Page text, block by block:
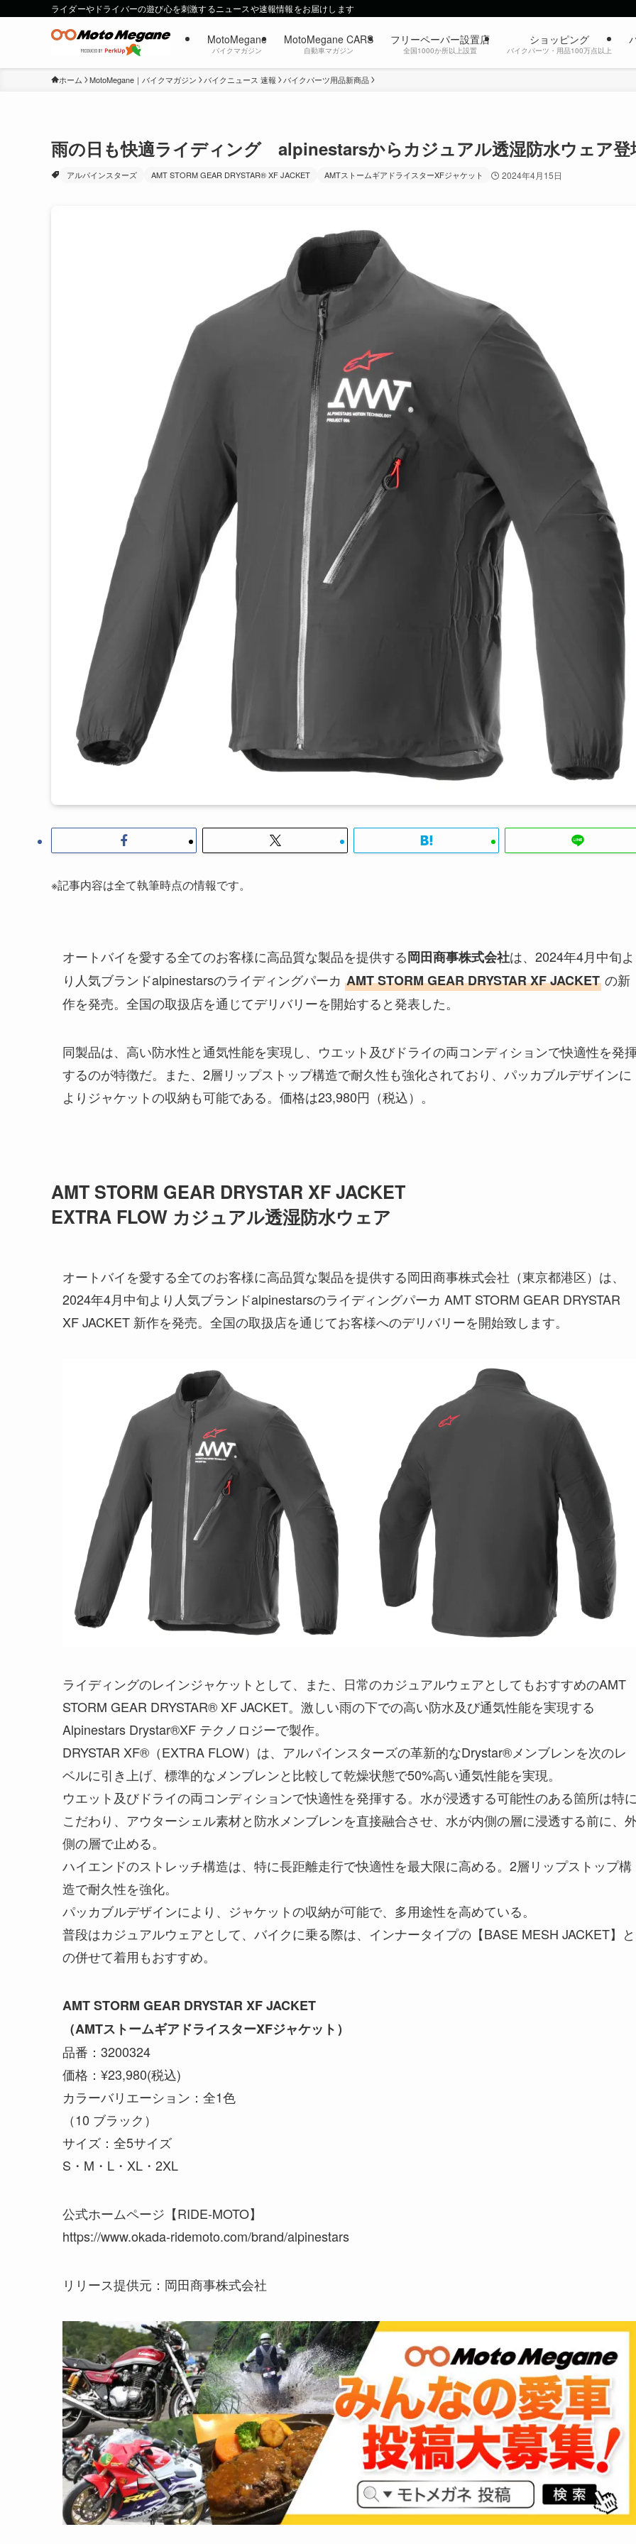
ライダーやドライバーの遊び心を刺激するニュースや速報情報をお届けします
MotoMegane
バイクマガジン
MotoMegane CARS
自動車マガジン
フリーペーパー設置店
全国1000か所以上設置
ショッピング
バイクパーツ・用品100万点以上
ホーム MotoMegane｜バイクマガジン バイクニュース 速報 バイクパーツ用品新商品
雨の日も快適ライディング alpinestarsからカジュアル透湿防水ウェア登
アルパインスターズ AMT STORM GEAR DRYSTAR® XF JACKET AMTストームギアドライスターXFジャケット 2024年4月15日
※記事内容は全て執筆時点の情報です。
オートバイを愛する全てのお客様に高品質な製品を提供する岡田商事株式会社は、2024年4月中旬よ
り人気ブランドalpinestarsのライディングパーカ AMT STORM GEAR DRYSTAR XF JACKET の新
作を発売。全国の取扱店を通じてデリバリーを開始すると発表した。
同製品は、高い防水性と通気性能を実現し、ウエット及びドライの両コンディションで快適性を発
するのが特徴だ。また、2層リップストップ構造で耐久性も強化されており、パッカブルデザインに
よりジャケットの収納も可能である。価格は23,980円（税込）。
AMT STORM GEAR DRYSTAR XF JACKET
EXTRA FLOW カジュアル透湿防水ウェア
オートバイを愛する全てのお客様に高品質な製品を提供する岡田商事株式会社（東京都港区）は、
2024年4月中旬より人気ブランドalpinestarsのライディングパーカ AMT STORM GEAR DRYSTAR
XF JACKET 新作を発売。全国の取扱店を通じてお客様へのデリバリーを開始致します。
ライディングのレインジャケットとして、また、日常のカジュアルウェアとしてもおすすめのAMT
STORM GEAR DRYSTAR® XF JACKET。激しい雨の下での高い防水及び通気性能を実現する
Alpinestars Drystar®XF テクノロジーで製作。
DRYSTAR XF®（EXTRA FLOW）は、アルパインスターズの革新的なDrystar®メンブレンを次のレ
ベルに引き上げ、標準的なメンブレンと比較して乾燥状態で50%高い通気性能を実現。
ウエット及びドライの両コンディションで快適性を発揮する。水が浸透する可能性のある箇所は特
こだわり、アウターシェル素材と防水メンブレンを直接融合させ、水が内側の層に浸透する前に、
側の層で止める。
ハイエンドのストレッチ構造は、特に長距離走行で快適性を最大限に高める。2層リップストップ構
造で耐久性を強化。
パッカブルデザインにより、ジャケットの収納が可能で、多用途性を高めている。
普段はカジュアルウェアとして、バイクに乗る際は、インナータイプの【BASE MESH JACKET】と
の併せて着用もおすすめ。
AMT STORM GEAR DRYSTAR XF JACKET
（AMTストームギアドライスターXFジャケット）
品番：3200324
価格：¥23,980(税込)
カラーバリエーション：全1色
（10 ブラック）
サイズ：全5サイズ
S・M・L・XL・2XL
公式ホームページ【RIDE-MOTO】
https://www.okada-ridemoto.com/brand/alpinestars
リリース提供元：岡田商事株式会社